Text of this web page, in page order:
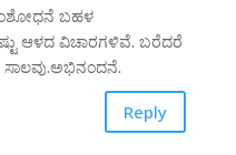
ಬಹಳ
ಆಳದ ವಿಚಾರಗಳಿವೆ. ಬರೆದರೆ
ಸಾಲವು.ಅಭಿನಂದನೆ.
Reply